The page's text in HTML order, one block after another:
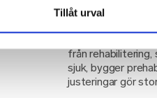
Tillåt urval
Prehab är ett
identifierar tidiga
riskerar att leda
från
sjuk, bygger
justeringar gör